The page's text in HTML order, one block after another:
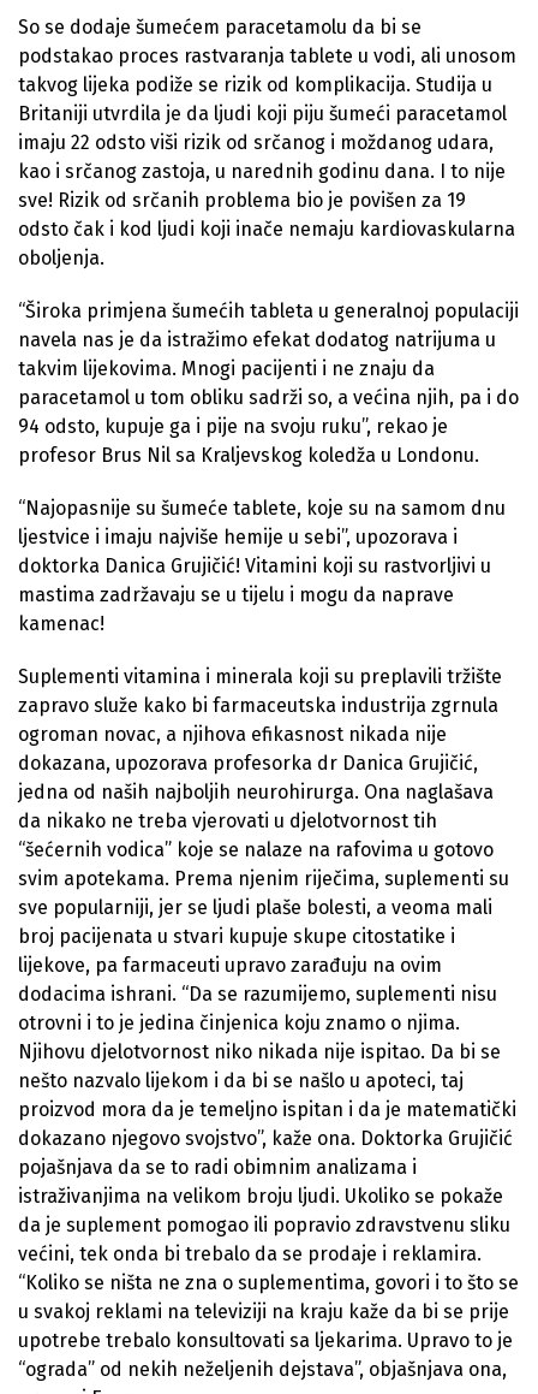
So se dodaje šumećem paracetamolu da bi se
podstakao proces rastvaranja tablete u vodi, ali unosom
takvog lijeka podiže se rizik od komplikacija. Studija u
Britaniji utvrdila je da ljudi koji piju šumeći paracetamol
imaju 22 odsto viši rizik od srčanog i moždanog udara,
kao i srčanog zastoja, u narednih godinu dana. I to nije
sve! Rizik od srčanih problema bio je povišen za 19
odsto čak i kod ljudi koji inače nemaju kardiovaskularna
oboljenja.
“Široka primjena šumećih tableta u generalnoj populaciji
navela nas je da istražimo efekat dodatog natrijuma u
takvim lijekovima. Mnogi pacijenti i ne znaju da
paracetamol u tom obliku sadrži so, a većina njih, pa i do
94 odsto, kupuje ga i pije na svoju ruku”, rekao je
profesor Brus Nil sa Kraljevskog koledža u Londonu.
“Najopasnije su šumeće tablete, koje su na samom dnu
ljestvice i imaju najviše hemije u sebi”, upozorava i
doktorka Danica Grujičić! Vitamini koji su rastvorljivi u
mastima zadržavaju se u tijelu i mogu da naprave
kamenac!
Suplementi vitamina i minerala koji su preplavili tržište
zapravo služe kako bi farmaceutska industrija zgrnula
ogroman novac, a njihova efikasnost nikada nije
dokazana, upozorava profesorka dr Danica Grujičić,
jedna od naših najboljih neurohirurga. Ona naglašava
da nikako ne treba vjerovati u djelotvornost tih
“šećernih vodica” koje se nalaze na rafovima u gotovo
svim apotekama. Prema njenim riječima, suplementi su
sve popularniji, jer se ljudi plaše bolesti, a veoma mali
broj pacijenata u stvari kupuje skupe citostatike i
lijekove, pa farmaceuti upravo zarađuju na ovim
dodacima ishrani. “Da se razumijemo, suplementi nisu
otrovni i to je jedina činjenica koju znamo o njima.
Njihovu djelotvornost niko nikada nije ispitao. Da bi se
nešto nazvalo lijekom i da bi se našlo u apoteci, taj
proizvod mora da je temeljno ispitan i da je matematički
dokazano njegovo svojstvo”, kaže ona. Doktorka Grujičić
pojašnjava da se to radi obimnim analizama i
istraživanjima na velikom broju ljudi. Ukoliko se pokaže
da je suplement pomogao ili popravio zdravstvenu sliku
većini, tek onda bi trebalo da se prodaje i reklamira.
“Koliko se ništa ne zna o suplementima, govori i to što se
u svakoj reklami na televiziji na kraju kaže da bi se prije
upotrebe trebalo konsultovati sa ljekarima. Upravo to je
“ograda” od nekih neželjenih dejstava”, objašnjava ona,